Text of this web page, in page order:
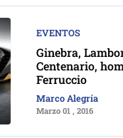
EVENTOS
Ginebra,
Centenario,
Ferruccio
Marco Alegría
Marzo 01 , 2016